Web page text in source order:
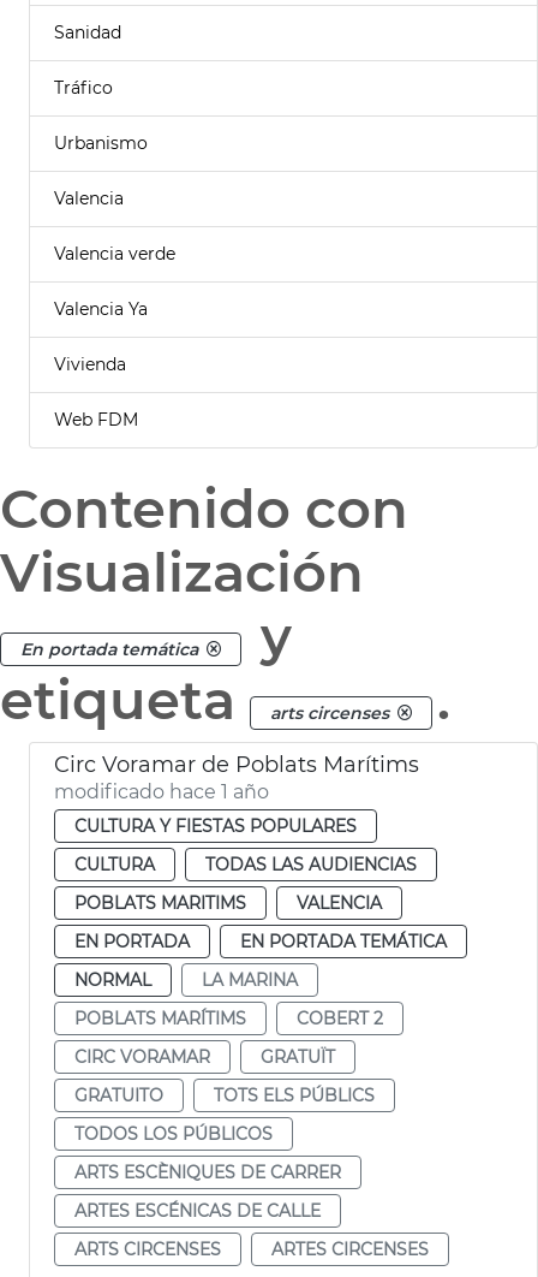
Sanidad
Tráfico
Urbanismo
Valencia
Valencia verde
Valencia Ya
Vivienda
Web FDM
Contenido con
Visualización
En portada temática
y
etiqueta
arts circenses .
Circ Voramar de Poblats Marítims
modificado hace 1 año
CULTURA Y FIESTAS POPULARES
CULTURA
TODAS LAS AUDIENCIAS
POBLATS MARITIMS
VALENCIA
EN PORTADA
EN PORTADA TEMÁTICA
NORMAL
LA MARINA
POBLATS MARÍTIMS
COBERT 2
CIRC VORAMAR
GRATUÏT
GRATUITO
TOTS ELS PÚBLICS
TODOS LOS PÚBLICOS
ARTS ESCÈNIQUES DE CARRER
ARTES ESCÉNICAS DE CALLE
ARTS CIRCENSES
ARTES CIRCENSES